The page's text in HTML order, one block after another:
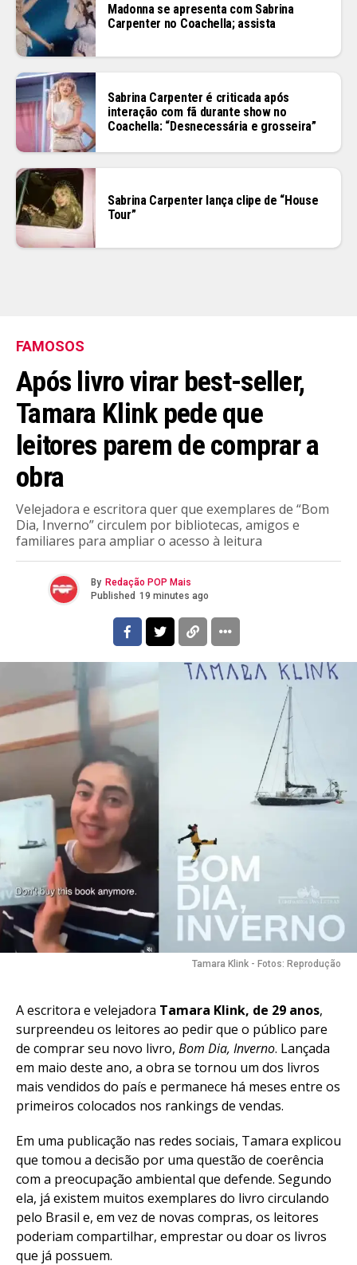
Madonna se apresenta com Sabrina
Carpenter no Coachella; assista
Sabrina Carpenter é criticada após
interação com fã durante show no
Coachella: “Desnecessária e grosseira”
Sabrina Carpenter lança clipe de “House
Tour”
FAMOSOS
Após livro virar best-seller,
Tamara Klink pede que
leitores parem de comprar a
obra
Velejadora e escritora quer que exemplares de “Bom
Dia, Inverno” circulem por bibliotecas, amigos e
familiares para ampliar o acesso à leitura
By Redação POP Mais
Published 19 minutes ago
Tamara Klink - Fotos: Reprodução
A escritora e velejadora Tamara Klink, de 29 anos,
surpreendeu os leitores ao pedir que o público pare
de comprar seu novo livro, Bom Dia, Inverno. Lançada
em maio deste ano, a obra se tornou um dos livros
mais vendidos do país e permanece há meses entre os
primeiros colocados nos rankings de vendas.
Em uma publicação nas redes sociais, Tamara explicou
que tomou a decisão por uma questão de coerência
com a preocupação ambiental que defende. Segundo
ela, já existem muitos exemplares do livro circulando
pelo Brasil e, em vez de novas compras, os leitores
poderiam compartilhar, emprestar ou doar os livros
que já possuem.